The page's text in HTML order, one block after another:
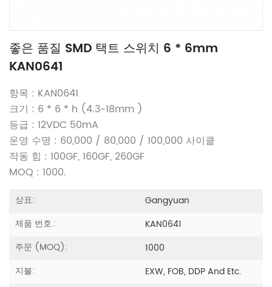
좋은 품질 SMD 택트 스위치 6 * 6mm
KAN0641
항목 : KAN0641
크기 : 6 * 6 * h (4.3-18mm )
등급 : 12VDC 50mA
운영 수명 : 60,000 / 80,000 / 100,000 사이클
작동 힘 : 100GF, 160GF, 260GF
MOQ : 1000.
상표:
Gangyuan
제품 번호.:
KAN0641
주문 (MOQ):
1000
지불:
EXW, FOB, DDP And Etc.